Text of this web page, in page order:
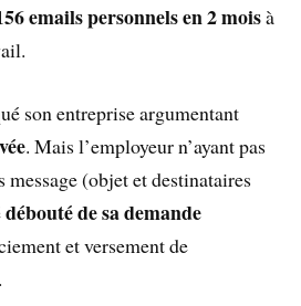
emails personnels en 2 moisà
son entreprise argumentant
. Mais l’employeur n’ayant pas
message (objet et destinataires
débouté de sa demande
et versement de